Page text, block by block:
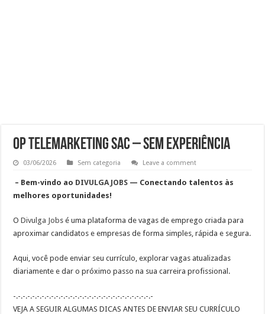
Op Telemarketing Sac – Sem Experiência
03/06/2026 Sem categoria Leave a comment
– Bem-vindo ao DIVULGA JOBS — Conectando talentos às
melhores oportunidades!
ODivulga Jobs é uma plataforma de vagas de emprego criada para
aproximar candidatos e empresas de forma simples, rápida e segura.
Aqui, você podeenviar seu currículo, explorar vagas atualizadas
diariamente edar o próximo passo na sua carreira profissional .
-.-.-.-.-.-.-.-.-.-.-.-.-.-.-.-.-.-.-.-.-.-.-.-.-.-.-.-.-.-
VEJA A SEGUIR ALGUMAS DICAS ANTES DE ENVIAR SEU CURRÍCULO